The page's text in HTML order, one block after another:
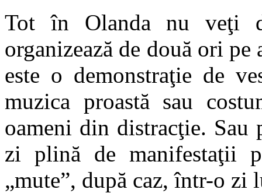
Tot în Olanda nu veţi
organizează de două ori
este o demonstraţie de
muzica proastă sau
oameni din distracţie. Sau
zi plină de manifestaţii
„mute”, după caz, într-o zi